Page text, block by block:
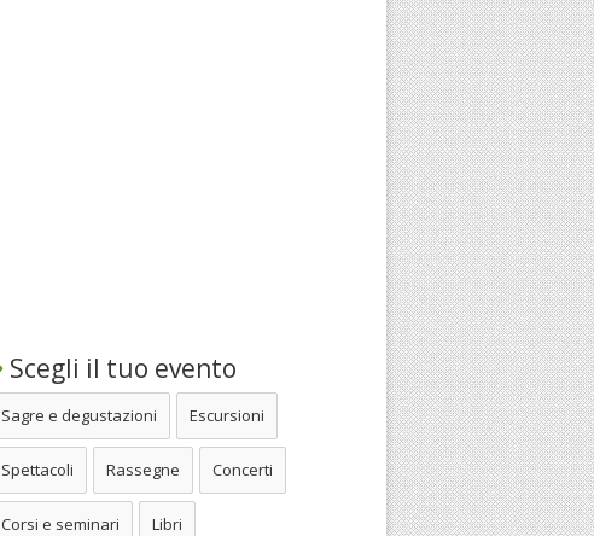
Scegli il tuo evento
Sagre e degustazioni Escursioni
Spettacoli Rassegne Concerti
Corsi e seminari Libri